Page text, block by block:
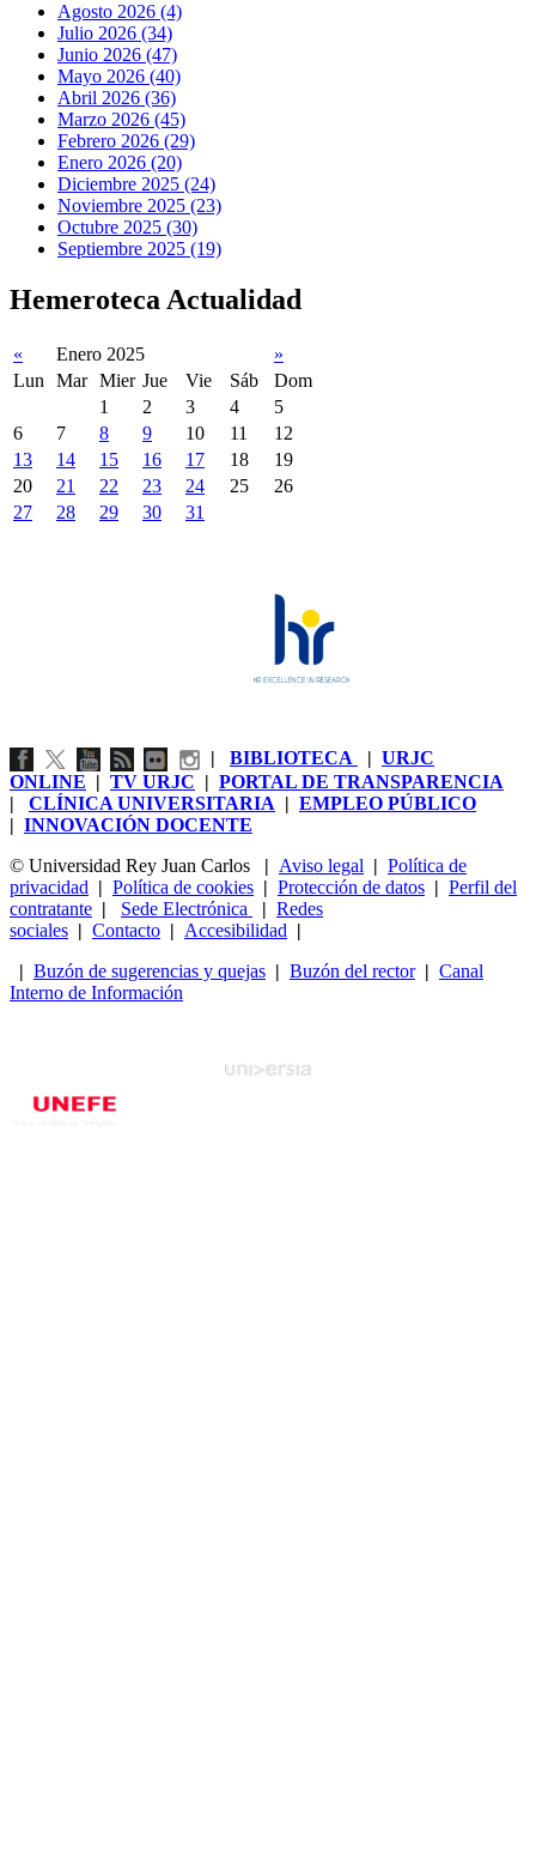
Agosto 2026 (4)
Julio 2026 (34)
Junio 2026 (47)
Mayo 2026 (40)
Abril 2026 (36)
Marzo 2026 (45)
Febrero 2026 (29)
Enero 2026 (20)
Diciembre 2025 (24)
Noviembre 2025 (23)
Octubre 2025 (30)
Septiembre 2025 (19)
Hemeroteca Actualidad
« Enero 2025
»
Lun
Mar Mier Jue Vie Sáb
Dom
1
2 3 4
5
6
7 8 9 10 11
12
13
14 15 16 17 18
19
20
21 22 23 24 25
26
27
28 29 30 31
| BIBLIOTECA | URJC
ONLINE | TV URJC | PORTAL DE TRANSPARENCIA
| CLÍNICA UNIVERSITARIA | EMPLEO PÚBLICO
| INNOVACIÓN DOCENTE
© Universidad Rey Juan Carlos
| Aviso legal | Política de
privacidad | Política de cookies | Protección de datos | Perfil del
contratante | Sede Electrónica | Redes
sociales | Contacto | Accesibilidad |
| Buzón de sugerencias y quejas | Buzón del rector| Canal
Interno de Información